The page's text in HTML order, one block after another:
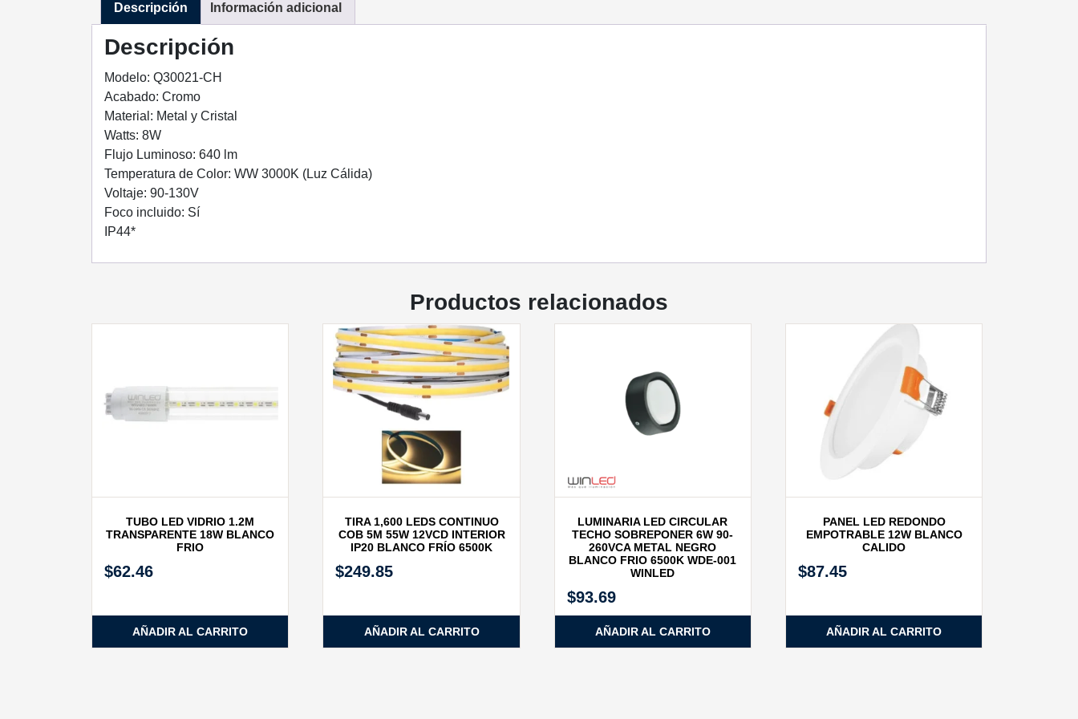
Descripción Información adicional
Descripción
Modelo: Q30021-CH
Acabado: Cromo
Material: Metal y Cristal
Watts: 8W
Flujo Luminoso: 640 lm
Temperatura de Color: WW 3000K (Luz Cálida)
Voltaje: 90-130V
Foco incluido: Sí
IP44*
Productos relacionados
TUBO LED VIDRIO 1.2M
TRANSPARENTE 18W BLANCO
FRIO
$62.46
AÑADIR AL CARRITO
TIRA 1,600 LEDS CONTINUO
COB 5M 55W 12VCD INTERIOR
IP20 BLANCO FRÍO 6500K
$249.85
AÑADIR AL CARRITO
LUMINARIA LED CIRCULAR
TECHO SOBREPONER 6W 90-
260VCA METAL NEGRO
BLANCO FRIO 6500K WDE-001
WINLED
$93.69
AÑADIR AL CARRITO
PANEL LED REDONDO
EMPOTRABLE 12W BLANCO
CALIDO
$87.45
AÑADIR AL CARRITO